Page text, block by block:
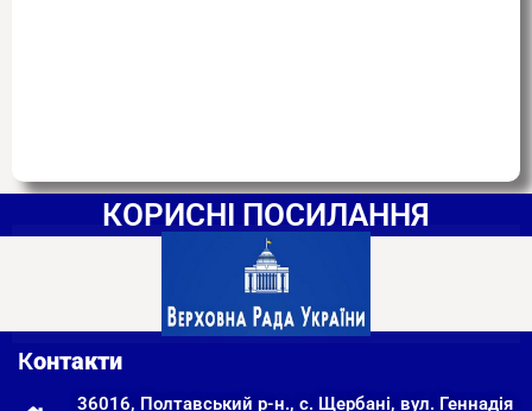
КОРИСНІ ПОСИЛАННЯ
Контакти
36016, Полтавський р-н., с. Щербані, вул. Геннадія